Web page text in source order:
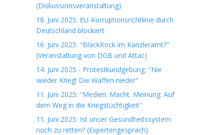
(Diskussionsveranstaltung)
18. Juni 2025: EU-Korruptionsrichtlinie durch
Deutschland blockiert
16. Juni 2025: "BlackRock im Kanzleramt?"
(Veranstaltung von DGB und Attac)
14. Juni 2025 - Protestkundgebung: "Nie
wieder Krieg! Die Waffen nieder"
11. Juni 2025: "Medien. Macht. Meinung: Auf
dem Weg in die Kriegstüchtigkeit"
11. Juni 2025: Ist unser Gesundheitssystem
noch zu retten? (Expertengespräch)